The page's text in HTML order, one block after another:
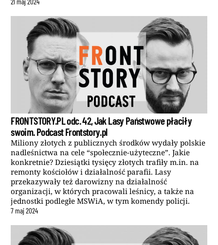
FRONTSTORY.PL odc. 42, Jak Lasy Państwowe płaciły
swoim. Podcast Frontstory.pl
Miliony złotych z publicznych środków wydały polskie
nadleśnictwa na cele “społecznie-użyteczne”. Jakie
konkretnie? Dziesiątki tysięcy złotych trafiły m.in. na
remonty kościołów i działalność parafii. Lasy
przekazywały też darowizny na działalność
organizacji, w których pracowali leśnicy, a także na
jednostki podległe MSWiA, w tym komendy policji.
7 maj2024